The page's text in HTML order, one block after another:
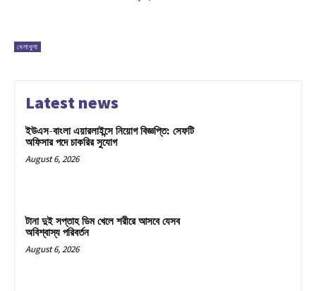
খেলাধুলা
Latest news
ইউএস-বাংলা এয়ারলাইন্সে নিয়োগ বিজ্ঞপ্তি: সেফটি
অফিসার পদে চাকরির সুযোগ
August 6, 2026
টানা দুই সপ্তাহ ডিম খেলে শরীরে আসবে যেসব
অবিশ্বাস্য পরিবর্তন
August 6, 2026